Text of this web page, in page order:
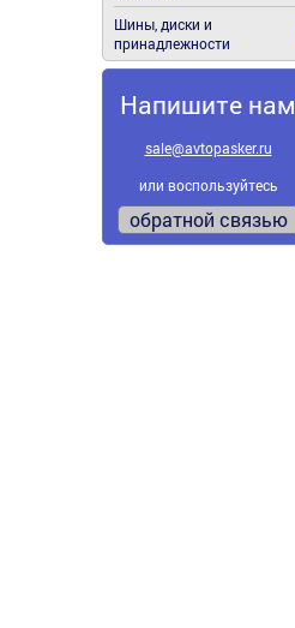
Шины, диски и
принадлежности
Напишите нам
sale@avtopasker.ru
или воспользуйтесь
обратной связью